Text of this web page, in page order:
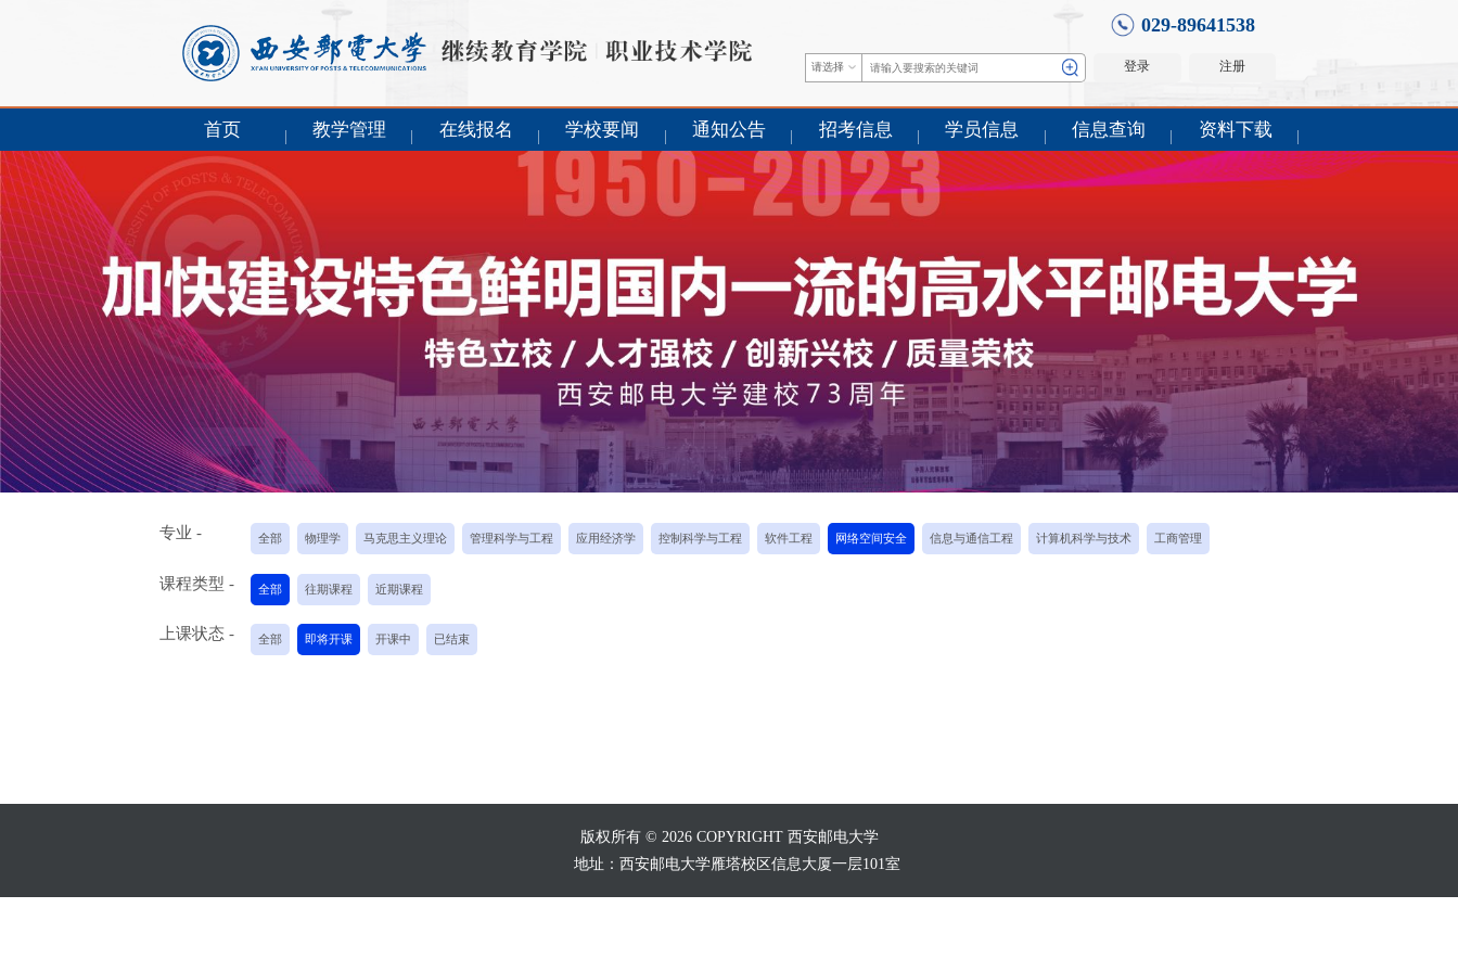
请选择
029-89641538
首页 教学管理 在线报名 学校要闻 通知公告 招考信息 学员信息 信息查询 资料下载
专业 - 全部 物理学 马克思主义理论 管理科学与工程 应用经济学 控制科学与工程 软件工程 网络空间安全 信息与通信工程 计算机科学与技术 工商管理
课程类型 - 全部 往期课程 近期课程
上课状态 - 全部 即将开课 开课中 已结束
版权所有 © 2026 COPYRIGHT 西安邮电大学
地址：西安邮电大学雁塔校区信息大厦一层101室